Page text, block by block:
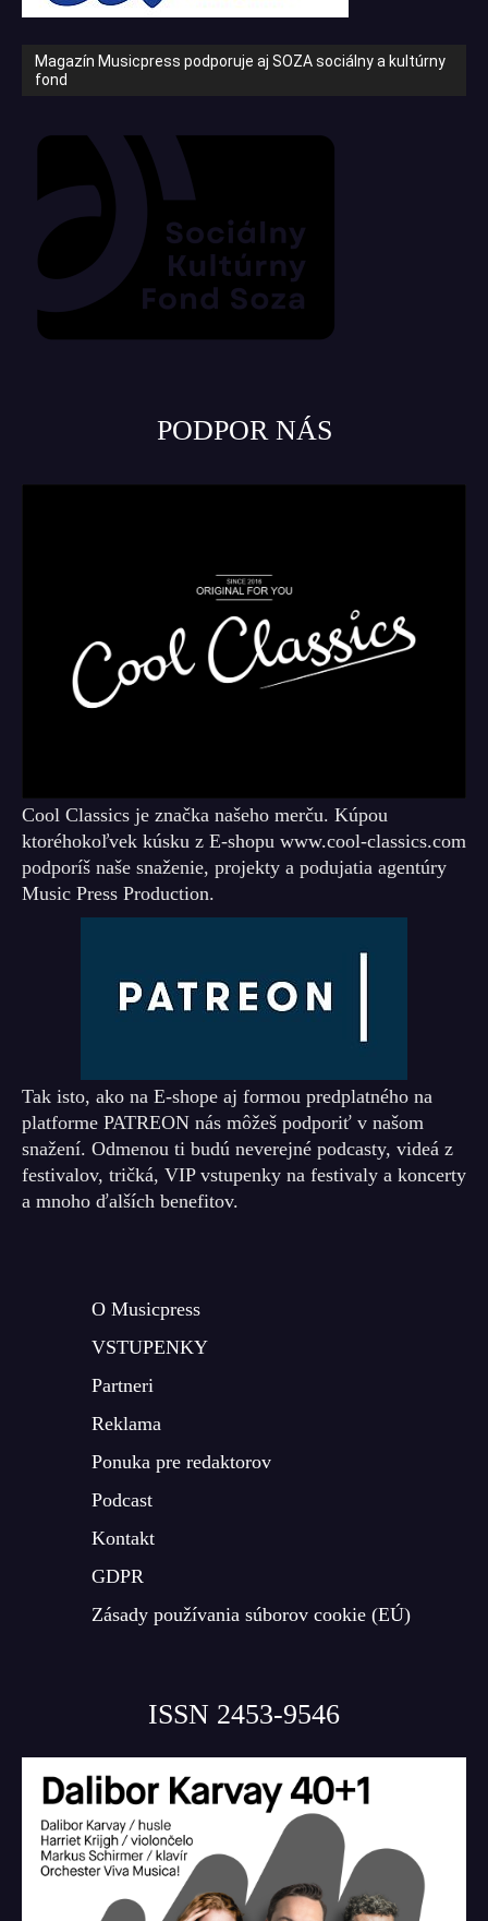
Magazín Musicpress podporuje aj SOZA sociálny a kultúrny
fond
PODPOR NÁS
Cool Classics je značka našeho merču. Kúpou
ktoréhokoľvek kúsku z E-shopu www.cool-classics.com
podporíš naše snaženie, projekty a podujatia agentúry
Music Press Production.
Tak isto, ako na E-shope aj formou predplatného na
platforme PATREON nás môžeš podporiť v našom
snažení. Odmenou ti budú neverejné podcasty, videá z
festivalov, tričká, VIP vstupenky na festivaly a koncerty
a mnoho ďalších benefitov.
O Musicpress
VSTUPENKY
Partneri
Reklama
Ponuka pre redaktorov
Podcast
Kontakt
GDPR
Zásady používania súborov cookie (EÚ)
ISSN 2453-9546